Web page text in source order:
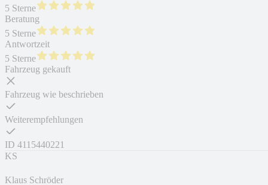
5 Sterne
Beratung
5 Sterne
Antwortzeit
5 Sterne
Fahrzeug gekauft
Fahrzeug wie beschrieben
Weiterempfehlungen
ID 4115440221
KS
Klaus Schröder